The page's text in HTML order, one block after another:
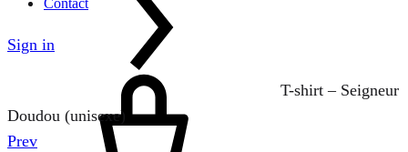
Contact
Sign in
T-shirt – Seigneur
Doudou (unisexe)
Product
Prev